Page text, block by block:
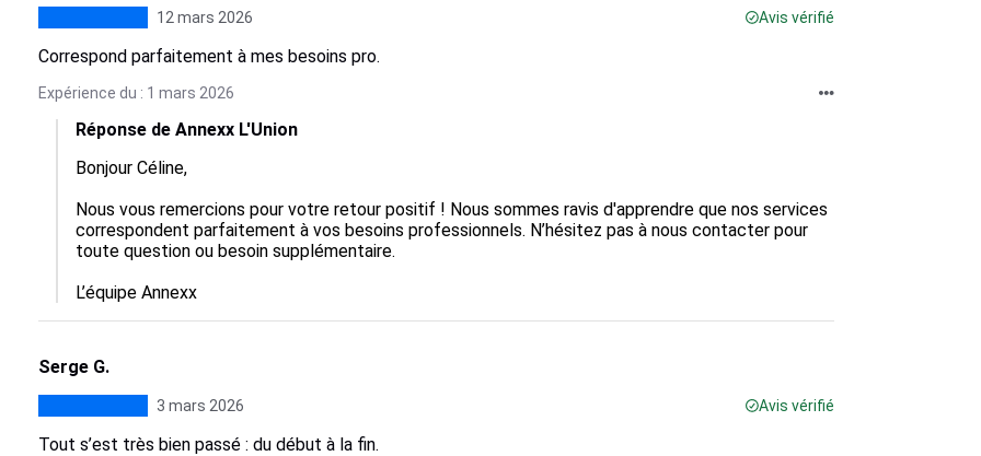
12 mars 2026 Avis vérifié
Correspond parfaitement à mes besoins pro.
Expérience du : 1 mars 2026
Réponse de Annexx L'Union
Bonjour Céline,
Nous vous remercions pour votre retour positif ! Nous sommes ravis d'apprendre que nos services
correspondent parfaitement à vos besoins professionnels. N’hésitez pas à nous contacter pour
toute question ou besoin supplémentaire.
L’équipe Annexx
Serge G.
3 mars 2026 Avis vérifié
Tout s’est très bien passé : du début à la fin.